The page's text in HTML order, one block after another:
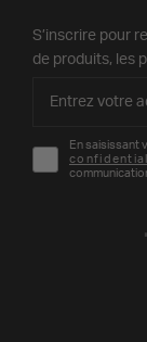
S’inscrire pour
de produits, les
En saisissant